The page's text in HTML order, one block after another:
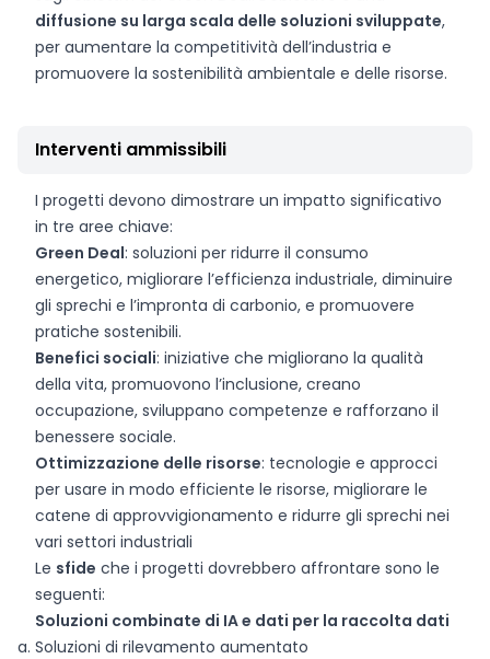
diffusione su larga scala delle soluzioni sviluppate,
per aumentare la competitività dell’industria e
promuovere la sostenibilità ambientale e delle risorse.
Interventi ammissibili
I progetti devono dimostrare un impatto significativo
in tre aree chiave:
Green Deal: soluzioni per ridurre il consumo
energetico, migliorare l’efficienza industriale, diminuire
gli sprechi e l’impronta di carbonio, e promuovere
pratiche sostenibili.
Benefici sociali: iniziative che migliorano la qualità
della vita, promuovono l’inclusione, creano
occupazione, sviluppano competenze e rafforzano il
benessere sociale.
Ottimizzazione delle risorse: tecnologie e approcci
per usare in modo efficiente le risorse, migliorare le
catene di approvvigionamento e ridurre gli sprechi nei
vari settori industriali
Le sfide che i progetti dovrebbero affrontare sono le
seguenti:
Soluzioni combinate di IA e dati per la raccolta dati
Soluzioni di rilevamento aumentato